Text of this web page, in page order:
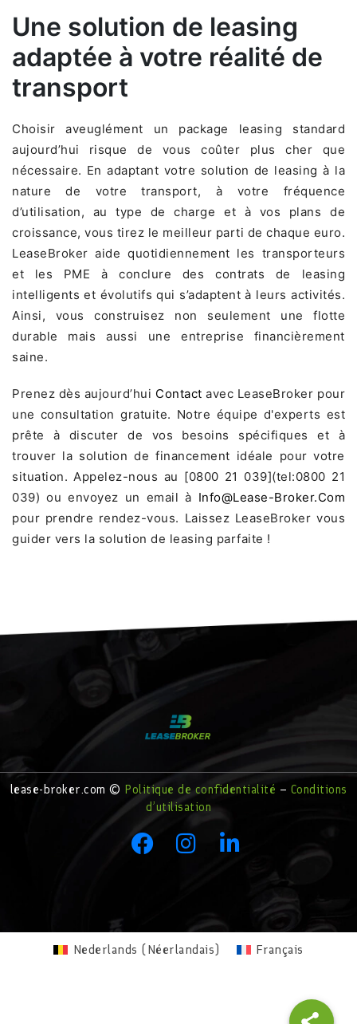
Une solution de leasing
adaptée à votre réalité de
transport
Choisir aveuglément un package leasing standard
aujourd’hui risque de vous coûter plus cher que
nécessaire. En adaptant votre solution de leasing à la
nature de votre transport, à votre fréquence
d’utilisation, au type de charge et à vos plans de
croissance, vous tirez le meilleur parti de chaque euro.
LeaseBroker aide quotidiennement les transporteurs
et les PME à conclure des contrats de leasing
intelligents et évolutifs qui s’adaptent à leurs activités.
Ainsi, vous construisez non seulement une flotte
durable mais aussi une entreprise financièrement
saine.
Prenez dès aujourd’hui Contact avec LeaseBroker pour
une consultation gratuite. Notre équipe d'experts est
prête à discuter de vos besoins spécifiques et à
trouver la solution de financement idéale pour votre
situation. Appelez-nous au [0800 21 039](tel:0800 21
039) ou envoyez un email à Info@lease-Broker.com
pour prendre rendez-vous. Laissez LeaseBroker vous
guider vers la solution de leasing parfaite !
lease-broker.com © Politique de confidentialité – Conditions
d’utilisation
Nederlands (Néerlandais) Français